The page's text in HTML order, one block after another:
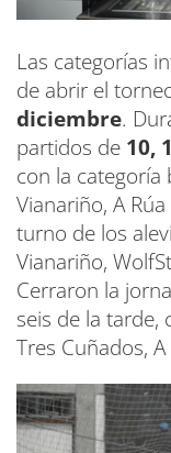
Las categorías
de abrir el
diciembre.
partidos de 10,
con la categoría
Vianariño, A
turno de los
Vianariño,
Cerraron la
seis de la tarde,
Tres Cuñados,